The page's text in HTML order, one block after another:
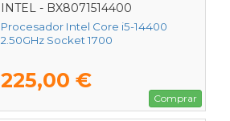
INTEL - BX8071514400
Procesador Intel Core i5-14400
2.50GHz Socket 1700
225,00 €
Comprar